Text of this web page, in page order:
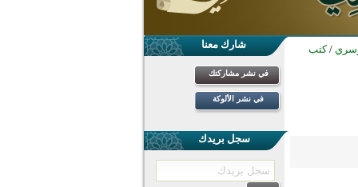
/ كتب شارك معنا
في نشر مشاركتك
في نشر الألوكة
سجل بريدك